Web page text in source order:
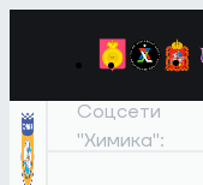
Соцсети
"Химика":